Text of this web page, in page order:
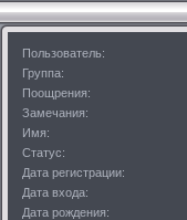
Пользователь:
Группа:
Поощрения:
Замечания:
Имя:
Статус:
Дата регистрации:
Дата входа:
Дата рождения: